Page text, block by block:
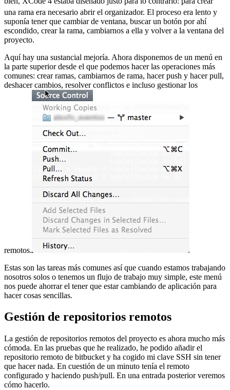
una rama era necesario abrir el organizador. El proceso era lento y
suponía tener que cambiar de ventana, buscar un botón por ahí
escondido, crear la rama, cambiarnos a ella y volver a la ventana del
proyecto.
Aquí hay una sustancial mejoría. Ahora disponemos de un menú en
la parte superior desde el que podemos hacer las operaciones más
comunes: crear ramas, cambiarnos de rama, hacer push y hacer pull,
deshacer cambios, resolver conflictos e incluso gestionar los
remotos.
Estas son las tareas más comunes así que cuando estamos trabajando
nosotros solos o tenemos un flujo de trabajo muy simple, este menú
nos puede ahorrar el tener que estar cambiando de aplicación para
hacer cosas sencillas.
Gestión de repositorios remotos
La gestión de repositorios remotos del proyecto es ahora mucho más
cómoda. En las pruebas que he realizado, he podido añadir el
repositorio remoto de bitbucket y ha cogido mi clave SSH sin tener
que hacer nada. En cuestión de un minuto tenía el remoto
configurado y haciendo push/pull. En una entrada posterior veremos
cómo hacerlo.